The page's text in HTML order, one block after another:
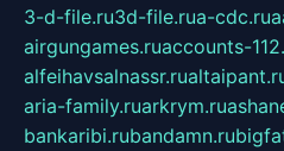
3-d-file.ru3d-file.rua-cdc.ru
airgungames.ruaccounts-
alfeihavsalnassr.ru
aria-family.ruarkrym.ru
bankaribi.rubandamn.ru